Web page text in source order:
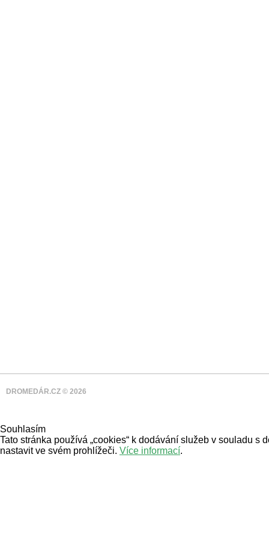
DROMEDÁR.CZ © 2026
Souhlasím
Tato stránka používá „cookies“ k dodávání služeb v souladu s
nastavit ve svém prohlížeči. Více informací.